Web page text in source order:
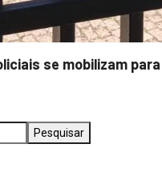
Pesquisar